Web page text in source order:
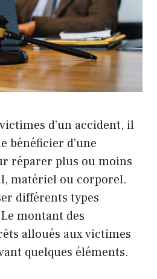
d’un accident, il
bénéficier d’une
réparer plus ou moins
matériel ou corporel.
différents types
montant des
alloués aux victimes
quelques éléments.